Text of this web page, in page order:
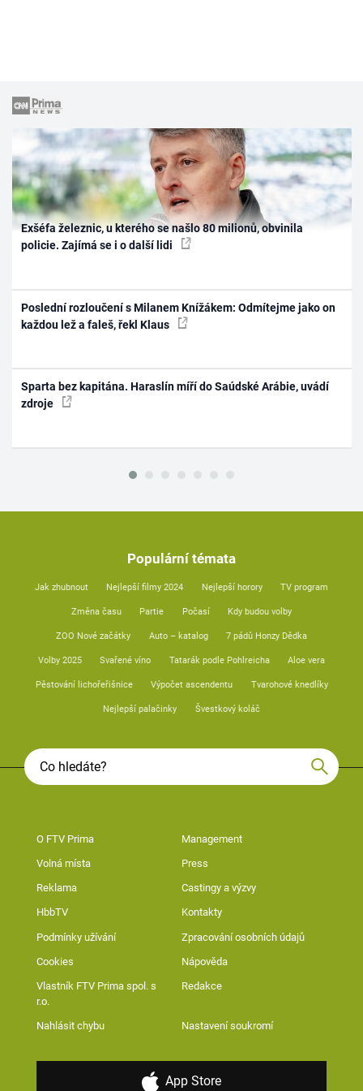
Exšéfa železnic, u kterého se našlo 80 milionů, obvinila
policie. Zajímá se i o další lidi
Poslední rozloučení s Milanem Knížákem: Odmítejme jako on
každou lež a faleš, řekl Klaus
Sparta bez kapitána. Haraslín míří do Saúdské Arábie, uvádí
zdroje
Populární témata
Jak zhubnout Nejlepší filmy 2024 Nejlepší horory TV program
Změna času Partie Počasí Kdy budou volby
ZOO Nové začátky Auto – katalog 7 pádů Honzy Dědka
Volby 2025 Svařené víno Tatarák podle Pohlreicha Aloe vera
Pěstování lichořeřišnice Výpočet ascendentu Tvarohové knedlíky
Nejlepší palačinky Švestkový koláč
O FTV Prima Management
Volná místa Press
Reklama Castingy a výzvy
HbbTV Kontakty
Podmínky užívání Zpracování osobních údajů
Cookies Nápověda
Vlastník FTV Prima spol. s
r.o.
Redakce
Nahlásit chybu Nastavení soukromí
App Store